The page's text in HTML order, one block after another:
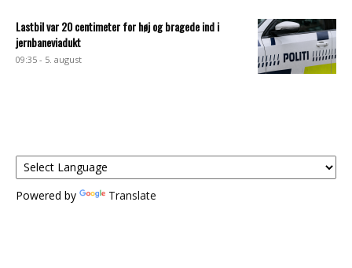
Lastbil var 20 centimeter for høj og bragede ind i
jernbaneviadukt
09:35 - 5. august
Powered by Translate